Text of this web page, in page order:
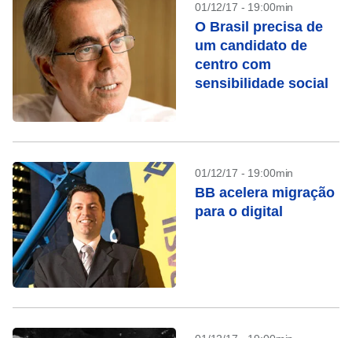
01/12/17 - 19:00min
O Brasil precisa de
um candidato de
centro com
sensibilidade social
01/12/17 - 19:00min
BB acelera migração
para o digital